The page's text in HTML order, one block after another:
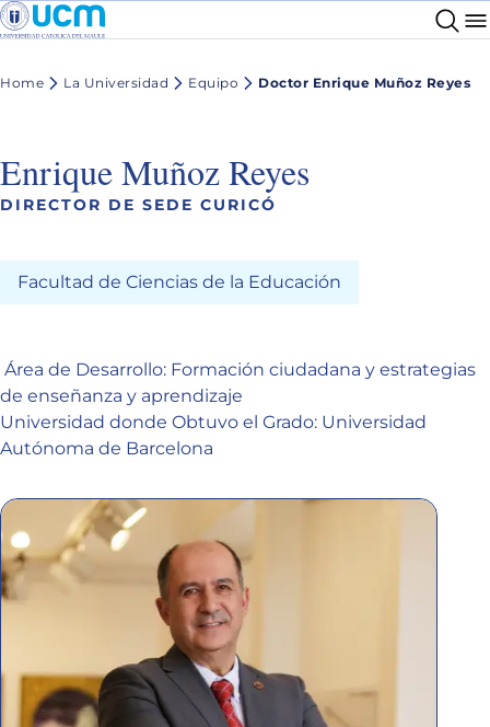
Home La Universidad Equipo Doctor Enrique Muñoz Reyes
Enrique Muñoz Reyes
DIRECTOR DE SEDE CURICÓ
Facultad de Ciencias de la Educación
Área de Desarrollo: Formación ciudadana y estrategias
de enseñanza y aprendizaje
Universidad donde Obtuvo el Grado: Universidad
Autónoma de Barcelona